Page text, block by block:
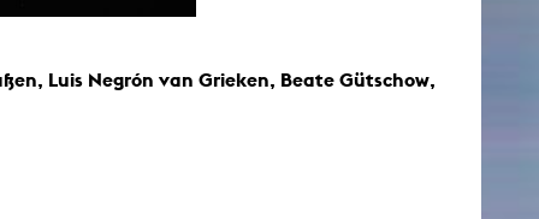
Luis Negrón van Grieken, Beate Gütschow,